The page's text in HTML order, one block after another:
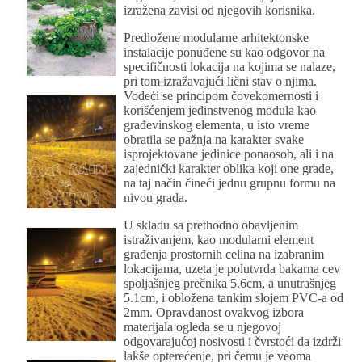
izražena zavisi od njegovih korisnika.
Predložene modularne arhitektonske
instalacije ponuđene su kao odgovor na
specifičnosti lokacija na kojima se nalaze,
pri tom izražavajući lični stav o njima.
Vodeći se principom čovekomernosti i
korišćenjem jedinstvenog modula kao
građevinskog elementa, u isto vreme
obratila se pažnja na karakter svake
isprojektovane jedinice ponaosob, ali i na
zajednički karakter oblika koji one grade,
na taj način čineći jednu grupnu formu na
nivou grada.
U skladu sa prethodno obavljenim
istraživanjem, kao modularni element
građenja prostornih celina na izabranim
lokacijama, uzeta je polutvrda bakarna cev
spoljašnjeg prečnika 5.6cm, a unutrašnjeg
5.1cm, i obložena tankim slojem PVC-a od
2mm. Opravdanost ovakvog izbora
materijala ogleda se u njegovoj
odgovarajućoj nosivosti i čvrstoći da izdrži
lakše opterećenje, pri čemu je veoma